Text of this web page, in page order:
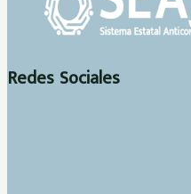
Redes Sociales